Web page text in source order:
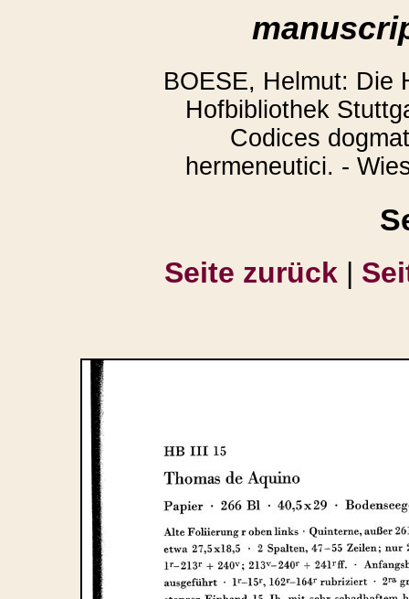
BOESE, Helmut: Die
Hofbibliothek
Codices
hermeneutici. -
Seite zurück |